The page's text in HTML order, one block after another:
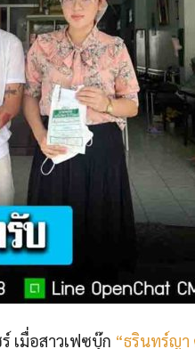
เมื่อสาวเฟซบุ๊ก “ธรินทร์ญา